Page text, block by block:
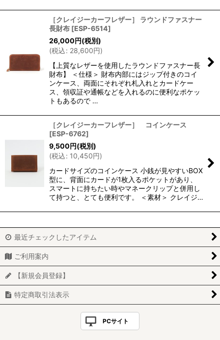
［クレイジーカーフレザー］ ラウンドファスナー
長財布 [ESP-6514]
26,000円(税別)
(税込: 28,600円)
【上質なレザーを使用したラウンドファスナー長
財布】 ＜仕様＞ 財布内部にはジップ付きのコイ
ンケース、両面にそれぞれ札入れとカードケー
ス、領収証や通帳などを入れるのに便利なポケッ
トもあるので …
［クレイジーカーフレザー］ コインケース
[ESP-6762]
9,500円(税別)
(税込: 10,450円)
カードサイズのコインケース 小銭が見やすいBOX
型に、背面にカードが1枚入るポケットがあり、
スマートに持ちたい時やマネークリップと併用し
て持つと、とても便利です。 ＜素材＞ クレイジ…
最近チェックしたアイテム
ご利用案内
【新規会員登録】
特定商取引法表示
PCサイト